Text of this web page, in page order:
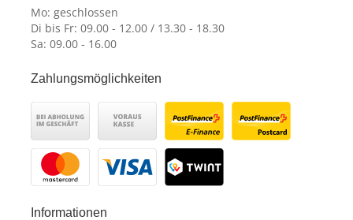
Mo: geschlossen
Di bis Fr: 09.00 - 12.00 / 13.30 - 18.30
Sa: 09.00 - 16.00
Zahlungsmöglichkeiten
Informationen